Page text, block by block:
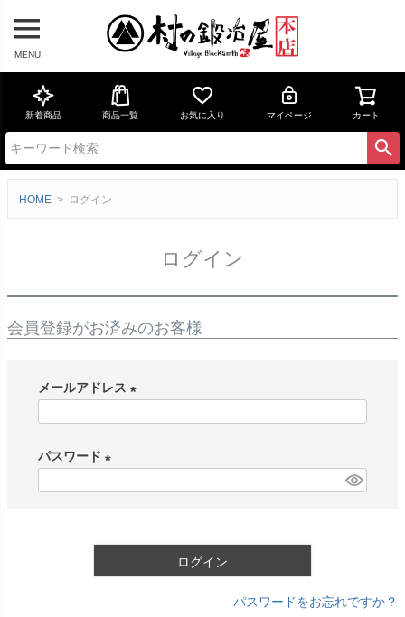
MENU
新着商品 商品一覧 お気に入り マイページ カート
HOME ログイン
ログイン
会員登録がお済みのお客様
メールアドレス
パスワード
ログイン
パスワードをお忘れですか？